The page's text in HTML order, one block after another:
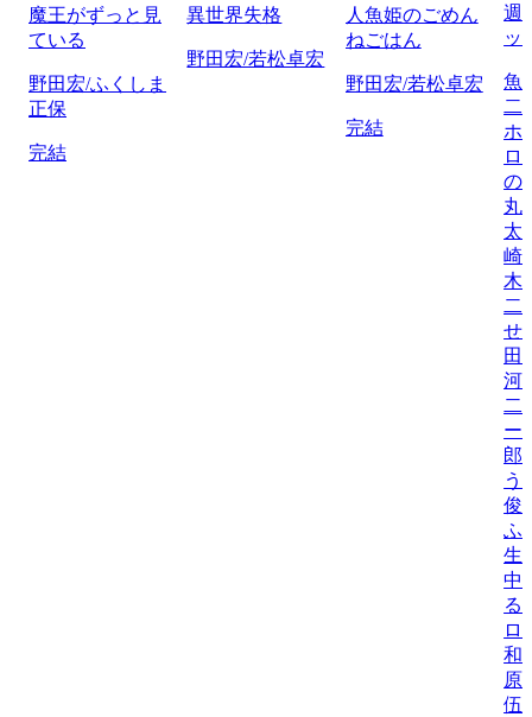
魔王がずっと見
ている
野田宏/ふくしま
正保
完結
異世界失格
野田宏/若松卓宏
人魚姫のごめん
ねごはん
野田宏/若松卓宏
完結
週
ッ
魚
二
ホ
ロ
の
丸
太
崎
木
二
せ
田
河
二
ー
郎
う
俊/
ふ
生
中
る
ロ
和
原
伍/